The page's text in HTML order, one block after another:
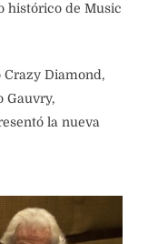
histórico de Music
Diamond,
Gauvry,
la nueva